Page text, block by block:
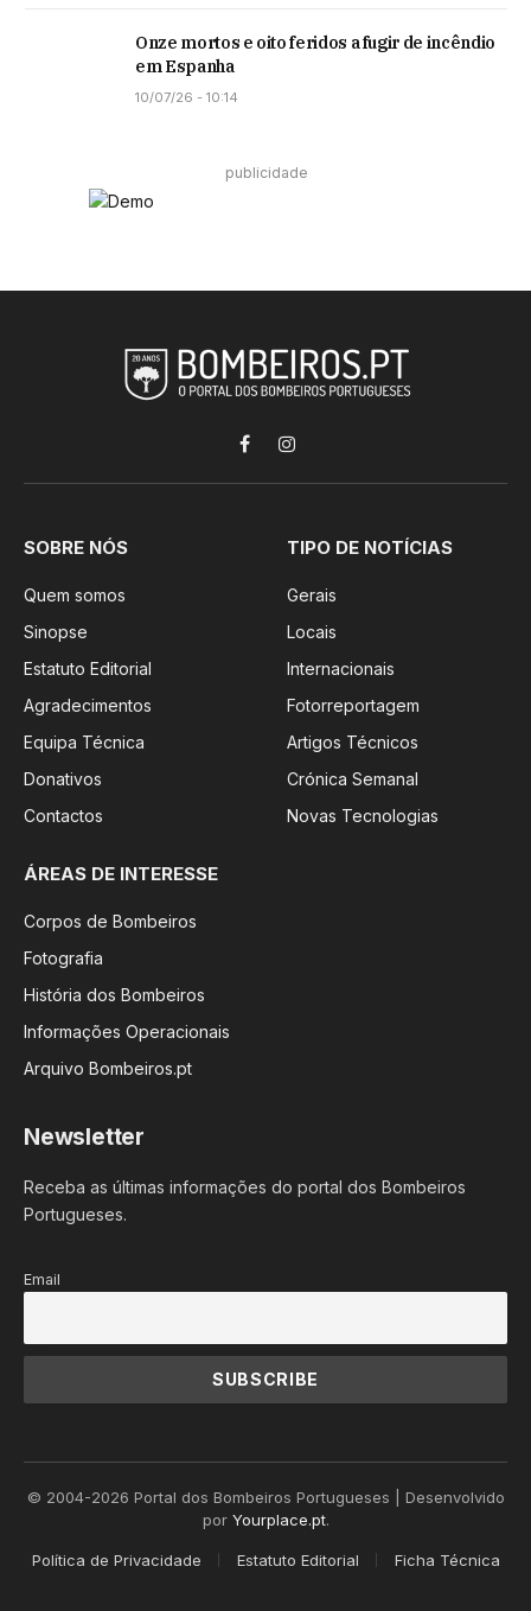
Onze mortos e oito feridos a fugir de incêndio
em Espanha
10/07/26 - 10:14
publicidade
FacebookInstagram
SOBRE NÓS
Quem somos
Sinopse
Estatuto Editorial
Agradecimentos
Equipa Técnica
Donativos
Contactos
TIPO DE NOTÍCIAS
Gerais
Locais
Internacionais
Fotorreportagem
Artigos Técnicos
Crónica Semanal
Novas Tecnologias
ÁREAS DE INTERESSE
Corpos de Bombeiros
Fotografia
História dos Bombeiros
Informações Operacionais
Arquivo Bombeiros.pt
Newsletter
Receba as últimas informações do portal dos Bombeiros
Portugueses.
Email
© 2004-2026 Portal dos Bombeiros Portugueses | Desenvolvido
por Yourplace.pt.
Política de Privacidade Estatuto Editorial Ficha Técnica